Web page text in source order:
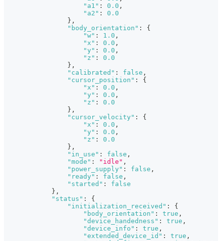
"a1" : 0.0 ,
"a2" :
0.0
} ,
"body_orientation" :
{
"w" : 1.0 ,
"x" : 0.0 ,
"y" : 0.0 ,
"z" :
0.0
} ,
"calibrated" : false ,
"cursor_position" :
{
"x" : 0.0 ,
"y" : 0.0 ,
"z" :
0.0
} ,
"cursor_velocity" :
{
"x" : 0.0 ,
"y" : 0.0 ,
"z" :
0.0
} ,
"in_use" : false ,
"mode" : "idle" ,
"power_supply" : false ,
"ready" : false ,
"started" :
false
} ,
"status" :
{
"initialization_received" :
{
"body_orientation" : true ,
"device_handedness" : true ,
"device_info" : true ,
"extended_device_id" : true ,